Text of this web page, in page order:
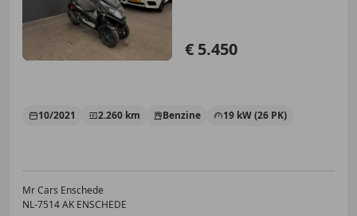
€ 5.450
10/2021 2.260 km Benzine 19 kW (26 PK)
Mr Cars Enschede
NL-7514 AK ENSCHEDE